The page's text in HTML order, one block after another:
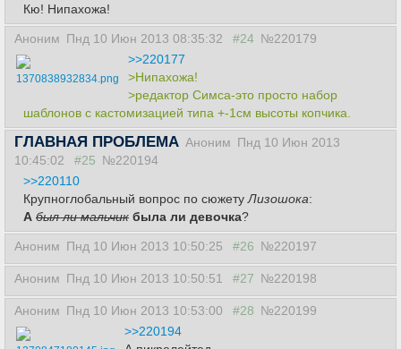
Кю! Нипахожа!
Аноним Пнд 10 Июн 2013 08:35:32 #24 №220179
1370838932834.png
>>220177
>Нипахожа!
>редактор Симса-это просто набор
шаблонов с кастомизацией типа +-1см высоты копчика.
ГЛАВНАЯ ПРОБЛЕМА Аноним Пнд 10 Июн 2013
10:45:02
#25 №220194
>>220110
Крупноглобальный вопрос по сюжету Лизошока:
А был ли мальчик была ли девочка?
Аноним Пнд 10 Июн 2013 10:50:25 #26 №220197
Аноним Пнд 10 Июн 2013 10:50:51 #27 №220198
Аноним Пнд 10 Июн 2013 10:53:00 #28 №220199
>>220194